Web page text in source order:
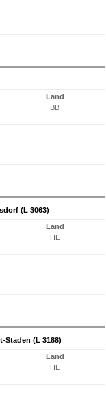
Land
BB
(L 3063)
Land
HE
Staden (L 3188)
Land
HE